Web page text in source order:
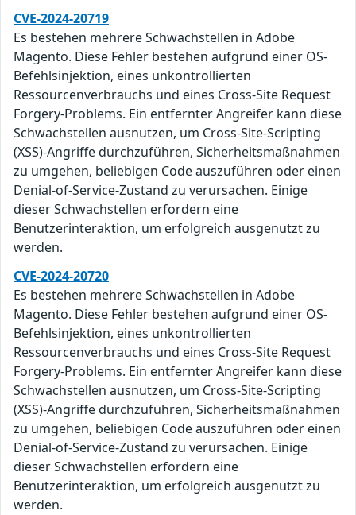
CVE-2024-20719
Es bestehen mehrere Schwachstellen in Adobe
Magento. Diese Fehler bestehen aufgrund einer OS-
Befehlsinjektion, eines unkontrollierten
Ressourcenverbrauchs und eines Cross-Site Request
Forgery-Problems. Ein entfernter Angreifer kann diese
Schwachstellen ausnutzen, um Cross-Site-Scripting
(XSS)-Angriffe durchzuführen, Sicherheitsmaßnahmen
zu umgehen, beliebigen Code auszuführen oder einen
Denial-of-Service-Zustand zu verursachen. Einige
dieser Schwachstellen erfordern eine
Benutzerinteraktion, um erfolgreich ausgenutzt zu
werden.
CVE-2024-20720
Es bestehen mehrere Schwachstellen in Adobe
Magento. Diese Fehler bestehen aufgrund einer OS-
Befehlsinjektion, eines unkontrollierten
Ressourcenverbrauchs und eines Cross-Site Request
Forgery-Problems. Ein entfernter Angreifer kann diese
Schwachstellen ausnutzen, um Cross-Site-Scripting
(XSS)-Angriffe durchzuführen, Sicherheitsmaßnahmen
zu umgehen, beliebigen Code auszuführen oder einen
Denial-of-Service-Zustand zu verursachen. Einige
dieser Schwachstellen erfordern eine
Benutzerinteraktion, um erfolgreich ausgenutzt zu
werden.